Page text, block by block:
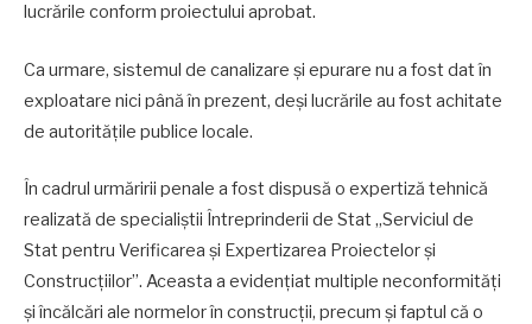
lucrările conform proiectului aprobat.
Ca urmare, sistemul de canalizare și epurare nu a fost dat în
exploatare nici până în prezent, deși lucrările au fost achitate
de autoritățile publice locale.
În cadrul urmăririi penale a fost dispusă o expertiză tehnică
realizată de specialiștii Întreprinderii de Stat „Serviciul de
Stat pentru Verificarea și Expertizarea Proiectelor și
Construcțiilor”. Aceasta a evidențiat multiple neconformități
și încălcări ale normelor în construcții, precum și faptul că o